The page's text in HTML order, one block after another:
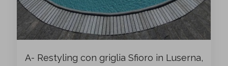
A- Restyling con griglia Sfioro in Luserna,